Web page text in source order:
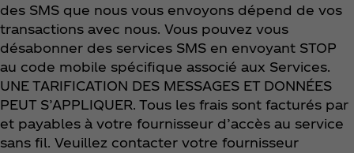
des SMS que nous vous envoyons dépend de vos
transactions avec nous. Vous pouvez vous
désabonner des services SMS en envoyant STOP
au code mobile spécifique associé aux Services.
UNE TARIFICATION DES MESSAGES ET DONNÉES
PEUT S’APPLIQUER. Tous les frais sont facturés par
et payables à votre fournisseur d’accès au service
sans fil. Veuillez contacter votre fournisseur